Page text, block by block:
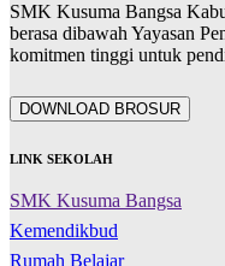
SMK Kusuma Bangsa
berasa dibawah Yayasan
komitmen tinggi untuk
DOWNLOAD BROSUR
LINK SEKOLAH
SMK Kusuma Bangsa
Kemendikbud
Rumah Belajar